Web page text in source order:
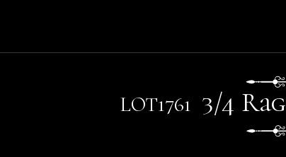
T1761 3/4